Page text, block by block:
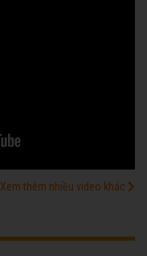
Xem thêm nhiều video khác